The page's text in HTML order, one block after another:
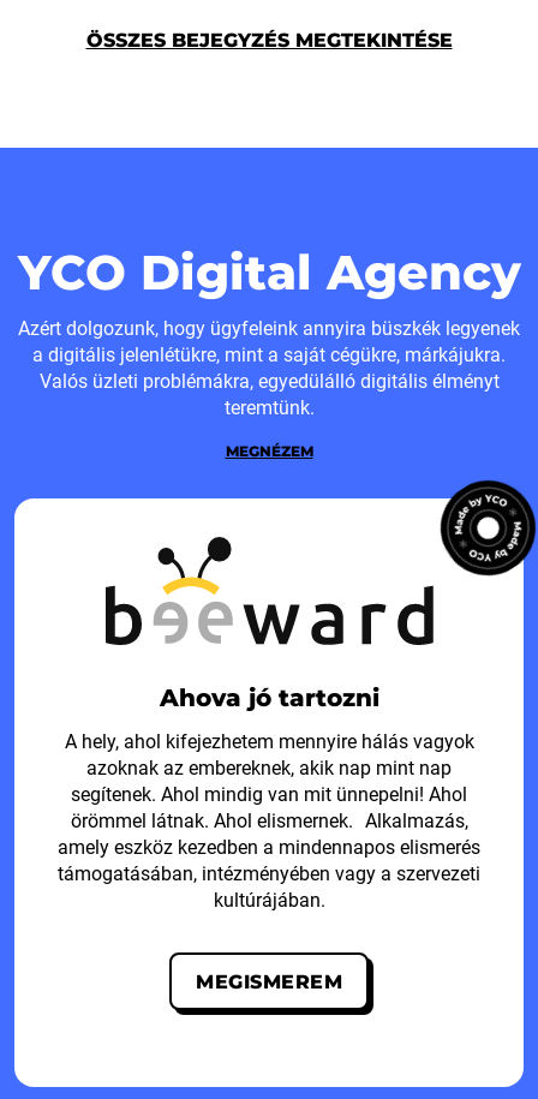
ÖSSZES BEJEGYZÉS MEGTEKINTÉSE
YCO Digital Agency
Azért dolgozunk, hogy ügyfeleink annyira büszkék legyenek
a digitális jelenlétükre, mint a saját cégükre, márkájukra.
Valós üzleti problémákra, egyedülálló digitális élményt
teremtünk.
MEGNÉZEM
Ahova jó tartozni
A hely, ahol kifejezhetem mennyire hálás vagyok
azoknak az embereknek, akik nap mint nap
segítenek. Ahol mindig van mit ünnepelni! Ahol
örömmel látnak. Ahol elismernek. Alkalmazás,
amely eszköz kezedben a mindennapos elismerés
támogatásában, intézményében vagy a szervezeti
kultúrájában.
MEGISMEREM